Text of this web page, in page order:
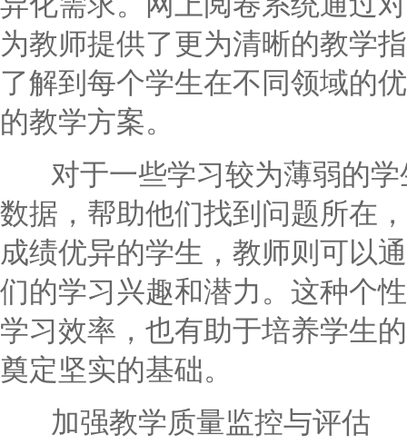
为教师提供了更为清晰的教学
了解到每个学生在不同领域的
的教学方案。
对于一些学习较为薄弱的学
数据，帮助他们找到问题所在
成绩优异的学生，教师则可以
们的学习兴趣和潜力。这种个
学习效率，也有助于培养学生
奠定坚实的基础。
加强教学质量监控与评估